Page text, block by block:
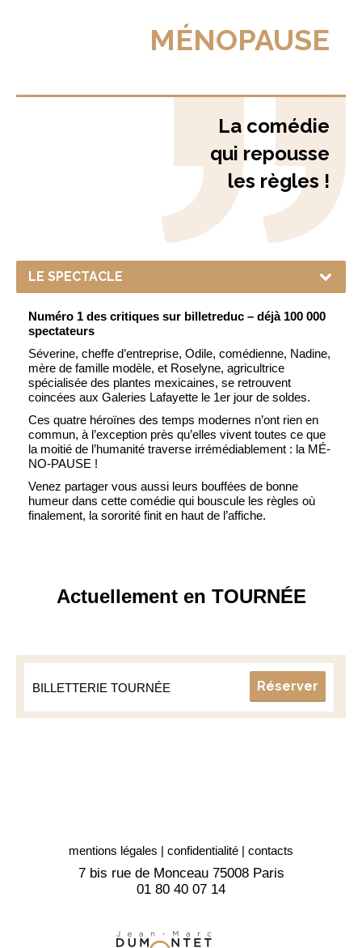
MÉNOPAUSE
La comédie
qui repousse
les règles !
Numéro 1 des critiques sur billetreduc – déjà 100 000
spectateurs
Séverine, cheffe d’entreprise, Odile, comédienne, Nadine,
mère de famille modèle, et Roselyne, agricultrice
spécialisée des plantes mexicaines, se retrouvent
coincées aux Galeries Lafayette le 1er jour de soldes.
Ces quatre héroïnes des temps modernes n’ont rien en
commun, à l’exception près qu’elles vivent toutes ce que
la moitié de l’humanité traverse irrémédiablement : la MÉ-
NO-PAUSE !
Venez partager vous aussi leurs bouffées de bonne
humeur dans cette comédie qui bouscule les règles où
finalement, la sororité finit en haut de l’affiche.
Actuellement en TOURNÉE
BILLETTERIE TOURNÉE Réserver
mentions légales | confidentialité | contacts
7 bis rue de Monceau 75008 Paris
01 80 40 07 14